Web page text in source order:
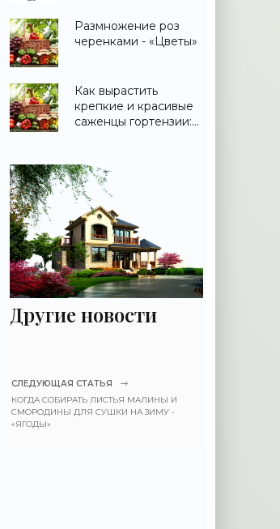
Размножение роз
черенками - «Цветы»
Как вырастить
крепкие и красивые
саженцы гортензии:
садовода - «Цветы»
Другие новости
СЛЕДУЮЩАЯ СТАТЬЯ
КОГДА СОБИРАТЬ ЛИСТЬЯ МАЛИНЫ И
СМОРОДИНЫ ДЛЯ СУШКИ НА ЗИМУ -
«ЯГОДЫ»